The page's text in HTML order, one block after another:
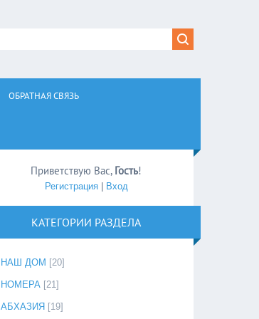
ОБРАТНАЯ СВЯЗЬ
Приветствую Вас, Гость!
Регистрация| Вход
КАТЕГОРИИ РАЗДЕЛА
НАШ ДОМ [20]
НОМЕРА [21]
АБХАЗИЯ [19]